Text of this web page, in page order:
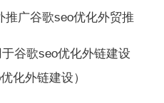
广谷歌seo优化外贸推
谷歌seo优化外链建设
化外链建设）